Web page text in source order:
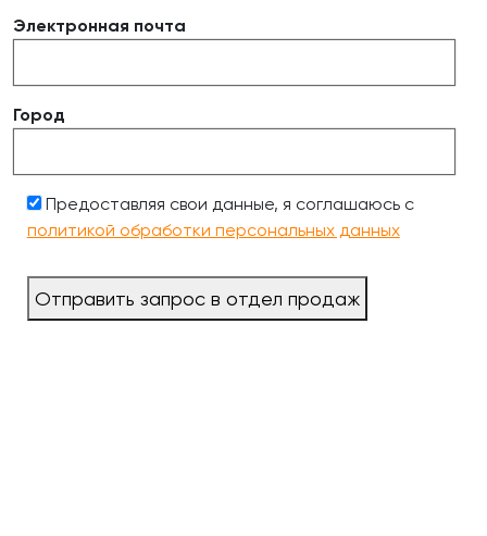
Электронная почта
Город
Предоставляя свои данные, я соглашаюсь с
политикой обработки персональных данных
Отправить запрос в отдел продаж